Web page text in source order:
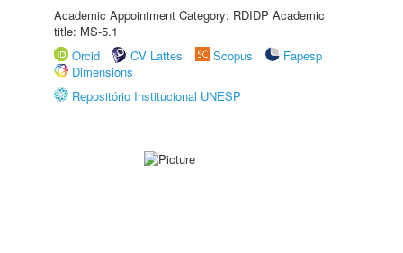
Academic Appointment Category: RDIDP Academic
title: MS-5.1
Orcid
CV Lattes Scopus
Fapesp
Dimensions
Repositório Institucional UNESP